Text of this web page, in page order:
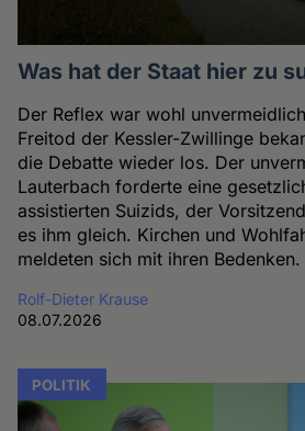
Was hat der Staat hier zu
Der Reflex war wohl
Freitod der Kessler-Zwillinge
die Debatte wieder los. Der
Lauterbach forderte eine
assistierten Suizids, der
es ihm gleich. Kirchen und
meldeten sich mit ihren
Rolf-Dieter Krause
08.07.2026
POLITIK